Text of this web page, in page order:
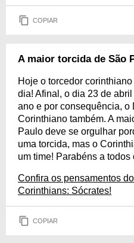
COPIAR
A maior torcida de São
Hoje o torcedor
dia! Afinal, o dia 23 de
ano e por consequência, o
Corinthiano também. A
Paulo deve se orgulhar
uma torcida, mas o
um time! Parabéns a todos
Confira os pensamentos
Corinthians: Sócrates!
COPIAR